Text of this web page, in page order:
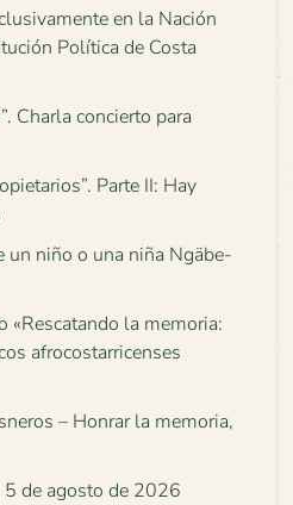
en la Nación
Política de Costa
Charla concierto para
Parte II: Hay
un niño o una niña Ngäbe-
«Rescatando la memoria:
afrocostarricenses
– Honrar la memoria,
5 de agosto de 2026